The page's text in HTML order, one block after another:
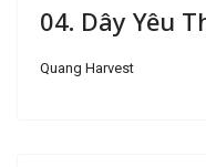
04. Dây Yêu
Quang Harvest